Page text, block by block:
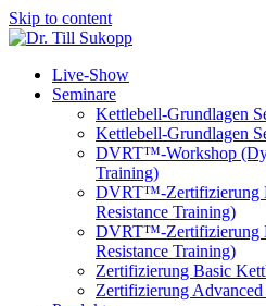
Skip to content
Live-Show
Seminare
Kettlebell-Grundlagen
Kettlebell-Grundlagen
DVRT™-Workshop
Training)
DVRT™-Zertifizierung
Resistance Training)
DVRT™-Zertifizierung
Resistance Training)
Zertifizierung Basic
Zertifizierung